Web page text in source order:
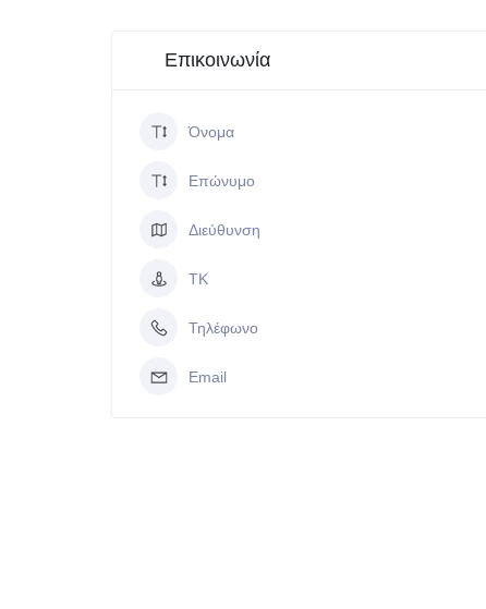
Επικοινωνία
Όνομα
Επώνυμο
Διεύθυνση
ΤΚ
Τηλέφωνο
Email